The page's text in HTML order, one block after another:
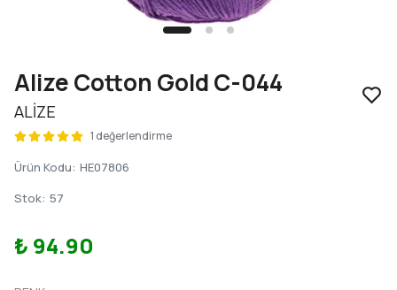
Alize Cotton Gold C-044
ALİZE
1 değerlendirme
Ürün Kodu: HE07806
Stok: 57
₺ 94.90